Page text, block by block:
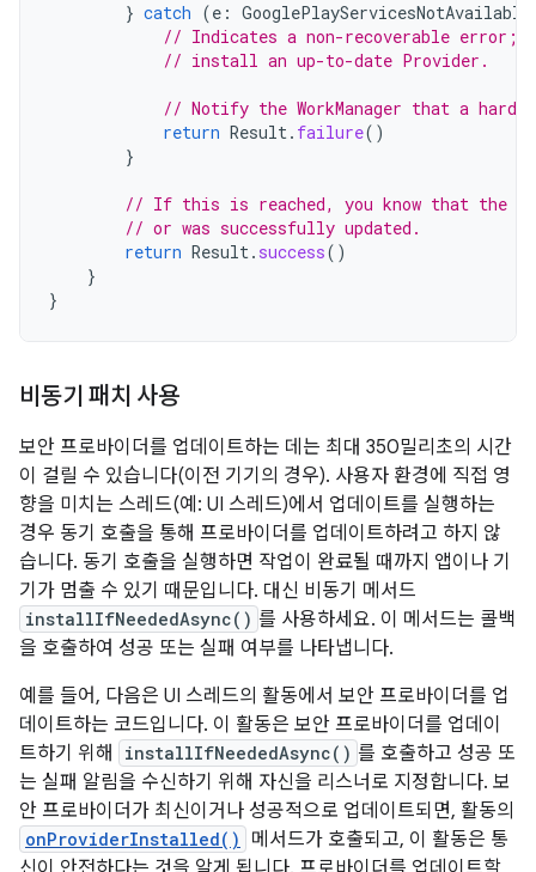
} catch (e :
// Indicates a non-recoverable error;
// install an up-to-date Provider.
// Notify the WorkManager that a hard
return Result. failure()
}
// If this is reached, you know that the
// or was successfully updated.
return Result. success()
}
}
비동기 패치 사용
보안 프로바이더를 업데이트하는 데는 최대 350밀리초의 시간
이 걸릴 수 있습니다(이전 기기의 경우). 사용자 환경에 직접 영
향을 미치는 스레드(예: UI 스레드)에서 업데이트를 실행하는
경우 동기 호출을 통해 프로바이더를 업데이트하려고 하지 않
습니다. 동기 호출을 실행하면 작업이 완료될 때까지 앱이나 기
기가 멈출 수 있기 때문입니다. 대신 비동기 메서드
installIfNeededAsync() 를 사용하세요. 이 메서드는 콜백
을 호출하여 성공 또는 실패 여부를 나타냅니다.
예를 들어, 다음은 UI 스레드의 활동에서 보안 프로바이더를 업
데이트하는 코드입니다. 이 활동은 보안 프로바이더를 업데이
트하기 위해
installIfNeededAsync() 를 호출하고 성공 또
는 실패 알림을 수신하기 위해 자신을 리스너로 지정합니다. 보
안 프로바이더가 최신이거나 성공적으로 업데이트되면, 활동의
onProviderInstalled()
메서드가 호출되고, 이 활동은 통